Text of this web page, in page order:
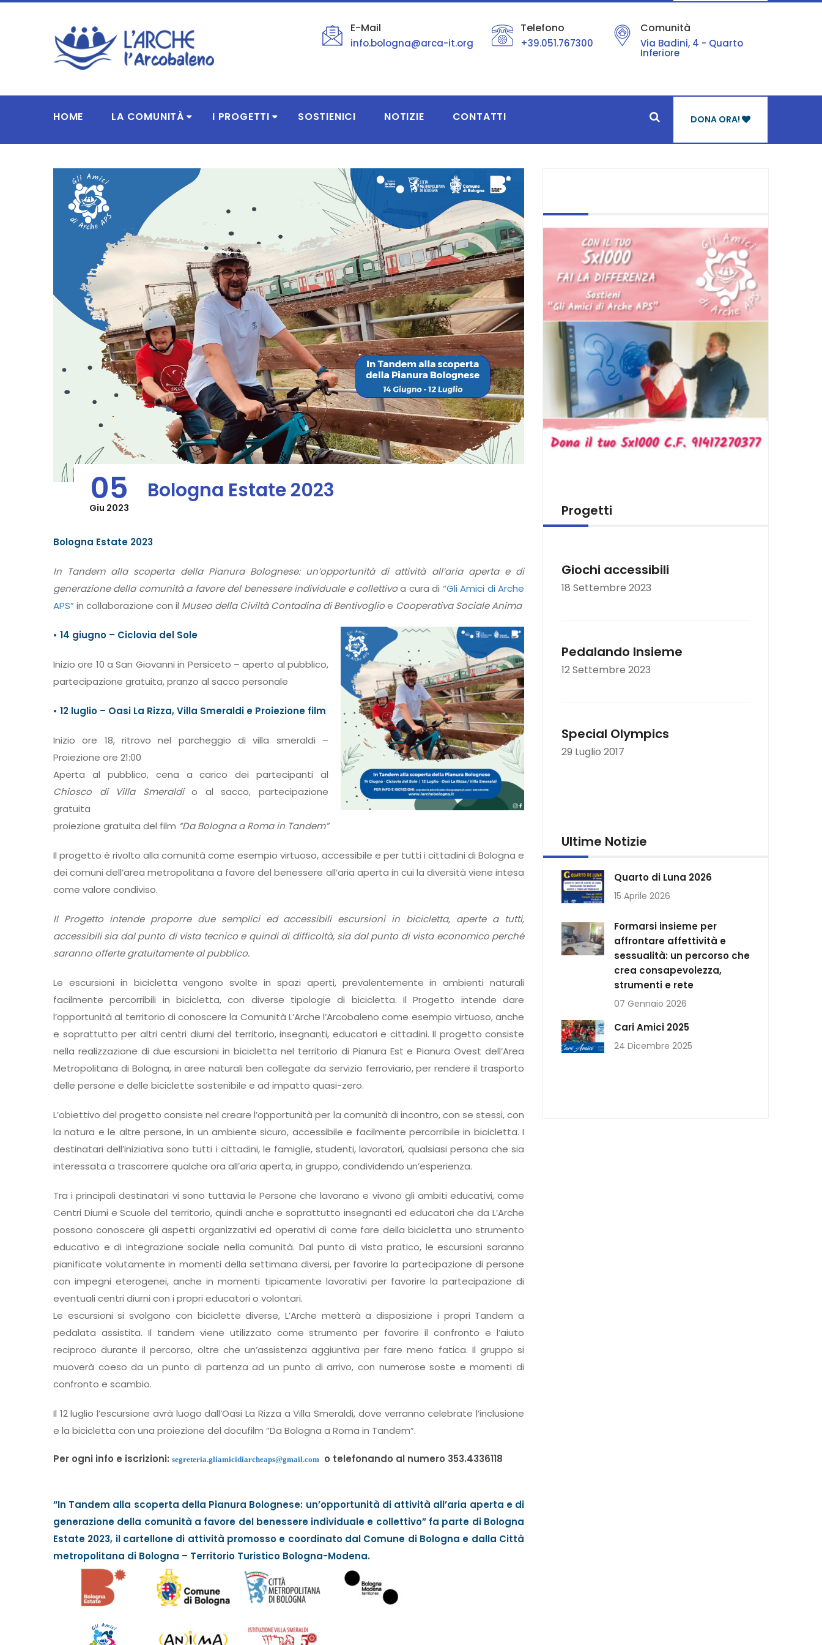
E-Mail
info.bologna@arca-it.org
Telefono
+39.051.767300
Comunità
Via Badini, 4 - Quarto
Inferiore
HOME LA COMUNITÀ I PROGETTI SOSTIENICI NOTIZIE CONTATTI DONA ORA!
05
Giu 2023
Bologna Estate 2023
Bologna Estate 2023
In Tandem alla scoperta della Pianura Bolognese: un’opportunità di attività all’aria aperta e di
generazione della comunità a favore del benessere individuale e collettivoa cura di “Gli Amici di Arche
APS” in collaborazione con il Museo della Civiltà Contadina di Bentivoglioe Cooperativa Sociale Anima
• 14 giugno – Ciclovia del Sole
Inizio ore 10 a San Giovanni in Persiceto – aperto al pubblico,
partecipazione gratuita, pranzo al sacco personale
• 12 luglio – Oasi La Rizza, Villa Smeraldi e Proiezione film
Inizio ore 18, ritrovo nel parcheggio di villa smeraldi –
Proiezione ore 21:00
Aperta al pubblico, cena a carico dei partecipanti al
Chiosco di Villa Smeraldio al sacco, partecipazione
gratuita
proiezione gratuita del film “Da Bologna a Roma in Tandem”
Il progetto è rivolto alla comunità come esempio virtuoso, accessibile e per tutti i cittadini di Bologna e
dei comuni dell’area metropolitana a favore del benessere all’aria aperta in cui la diversità viene intesa
come valore condiviso.
Il Progetto intende proporre due semplici ed accessibili escursioni in bicicletta, aperte a tutti,
accessibili sia dal punto di vista tecnico e quindi di difficoltà, sia dal punto di vista economico perché
saranno offerte gratuitamente al pubblico.
Le escursioni in bicicletta vengono svolte in spazi aperti, prevalentemente in ambienti naturali
facilmente percorribili in bicicletta, con diverse tipologie di bicicletta. Il Progetto intende dare
l’opportunità al territorio di conoscere la Comunità L’Arche l’Arcobaleno come esempio virtuoso, anche
e soprattutto per altri centri diurni del territorio, insegnanti, educatori e cittadini. Il progetto consiste
nella realizzazione di due escursioni in bicicletta nel territorio di Pianura Est e Pianura Ovest dell’Area
Metropolitana di Bologna, in aree naturali ben collegate da servizio ferroviario, per rendere il trasporto
delle persone e delle biciclette sostenibile e ad impatto quasi-zero.
L’obiettivo del progetto consiste nel creare l’opportunità per la comunità di incontro, con se stessi, con
la natura e le altre persone, in un ambiente sicuro, accessibile e facilmente percorribile in bicicletta. I
destinatari dell’iniziativa sono tutti i cittadini, le famiglie, studenti, lavoratori, qualsiasi persona che sia
interessata a trascorrere qualche ora all’aria aperta, in gruppo, condividendo un’esperienza.
Tra i principali destinatari vi sono tuttavia le Persone che lavorano e vivono gli ambiti educativi, come
Centri Diurni e Scuole del territorio, quindi anche e soprattutto insegnanti ed educatori che da L’Arche
possono conoscere gli aspetti organizzativi ed operativi di come fare della bicicletta uno strumento
educativo e di integrazione sociale nella comunità. Dal punto di vista pratico, le escursioni saranno
pianificate volutamente in momenti della settimana diversi, per favorire la partecipazione di persone
con impegni eterogenei, anche in momenti tipicamente lavorativi per favorire la partecipazione di
eventuali centri diurni con i propri educatori o volontari.
Le escursioni si svolgono con biciclette diverse, L’Arche metterà a disposizione i propri Tandem a
pedalata assistita. Il tandem viene utilizzato come strumento per favorire il confronto e l’aiuto
reciproco durante il percorso, oltre che un’assistenza aggiuntiva per fare meno fatica. Il gruppo si
muoverà coeso da un punto di partenza ad un punto di arrivo, con numerose soste e momenti di
confronto e scambio.
Il 12 luglio l’escursione avrà luogo dall’Oasi La Rizza a Villa Smeraldi, dove verranno celebrate l’inclusione
e la bicicletta con una proiezione del docufilm “Da Bologna a Roma in Tandem”.
Per ogni info e iscrizioni: segreteria.gliamicidiarcheaps@gmail.com o telefonando al numero 353.4336118
“In Tandem alla scoperta della Pianura Bolognese: un’opportunità di attività all’aria aperta e di
generazione della comunità a favore del benessere individuale e collettivo” fa parte di Bologna
Estate 2023, il cartellone di attività promosso e coordinato dal Comune di Bologna e dalla Città
metropolitana di Bologna – Territorio Turistico Bologna-Modena.
Progetti
Giochi accessibili
18 Settembre 2023
Pedalando Insieme
12 Settembre 2023
Special Olympics
29 Luglio 2017
Ultime Notizie
Quarto di Luna 2026
15 Aprile 2026
Formarsi insieme per
affrontare affettività e
sessualità: un percorso che
crea consapevolezza,
strumenti e rete
07 Gennaio 2026
Cari Amici 2025
24 Dicembre 2025